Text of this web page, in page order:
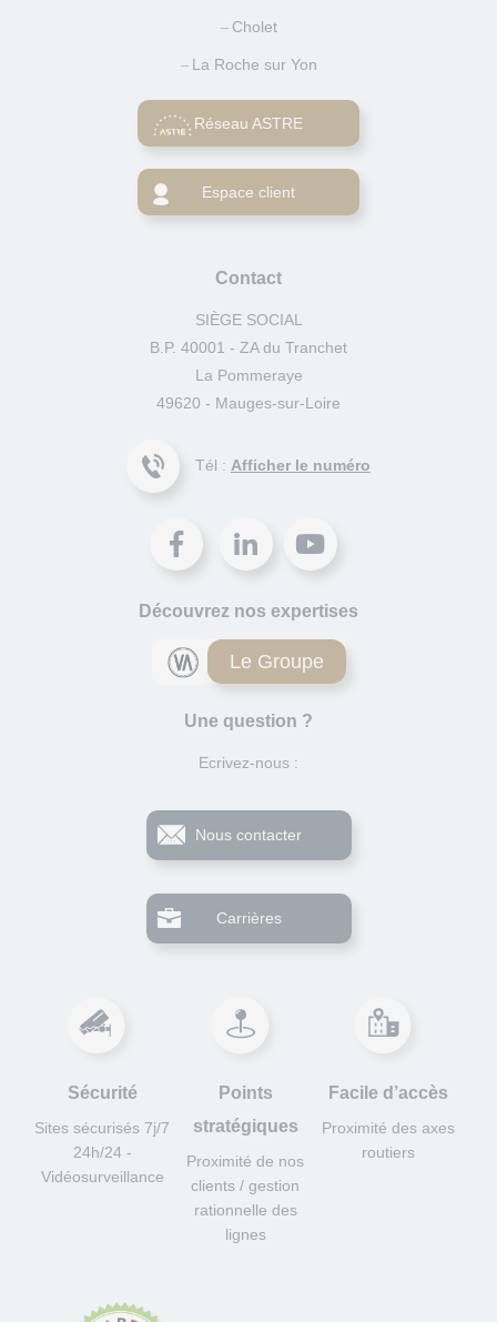
Cholet
La Roche sur Yon
Réseau ASTRE
Espace client
Contact
SIÈGE SOCIAL
B.P. 40001 - ZA du Tranchet
La Pommeraye
49620 - Mauges-sur-Loire
Tél : Afficher le numéro
Découvrez nos expertises
Le Groupe
Une question ?
Ecrivez-nous :
Nous contacter
Carrières
Sécurité
Sites sécurisés 7j/7
24h/24 -
Vidéosurveillance
Points
stratégiques
Proximité de nos
clients / gestion
rationnelle des
lignes
Facile d’accès
Proximité des axes
routiers